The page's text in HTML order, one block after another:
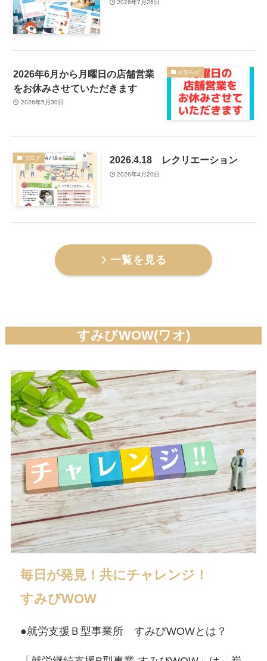
2026年7月26日
お知らせ
2026年6月から月曜日の店舗営業
をお休みさせていただきます
2026年5月30日
ブログ 2026.4.18 レクリエーション
2026年4月20日
一覧を見る
すみびWOW(ワオ)
毎日が発見！共にチャレンジ！
すみびWOW
●就労支援Ｂ型事業所 すみびWOWとは？